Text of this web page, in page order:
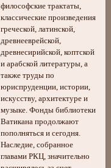
философские трактаты,
классические произведения
греческой, латинской,
древнееврейской,
древнесирийской, коптской
и арабской литературы, а
также труды по
юриспруденции, истории,
искусству, архитектуре и
музыке. Фонды библиотеки
Ватикана продолжают
пополняться и сегодня.
Наследие, собранное
главами РКЦ, значительно